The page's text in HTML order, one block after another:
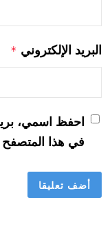
البريد الإلكتروني *
احفظ اسمي،
في هذا المتصفح